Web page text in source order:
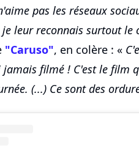
pas les réseaux
leur reconnais surtout le
"Caruso", en colère : «
filmé ! C'est le film
(...) Ce sont des